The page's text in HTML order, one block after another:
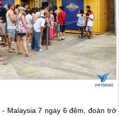
- Malaysia 7 ngày 6 đêm, đoàn trở